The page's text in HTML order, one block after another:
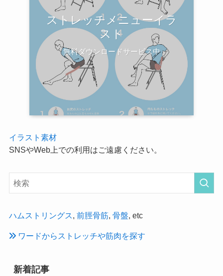
ストレッチメニューイラ
スト
無料ダウンロードサービス中
イラスト素材
SNSやWeb上での利用はご遠慮ください。
ハムストリングス, 前脛骨筋, 骨盤, etc
ワードからストレッチや筋肉を探す
新着記事